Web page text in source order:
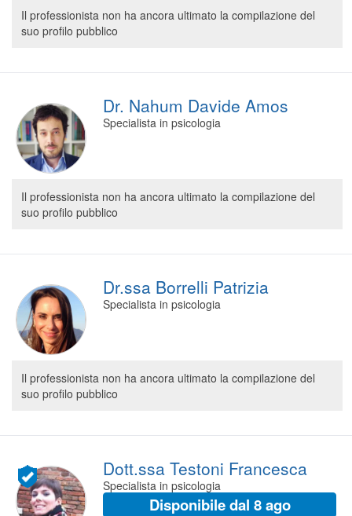
Il professionista non ha ancora ultimato la compilazione del
suo profilo pubblico
Dr. Nahum Davide Amos
Specialista in psicologia
Il professionista non ha ancora ultimato la compilazione del
suo profilo pubblico
Dr.ssa Borrelli Patrizia
Specialista in psicologia
Il professionista non ha ancora ultimato la compilazione del
suo profilo pubblico
Dott.ssa Testoni Francesca
Specialista in psicologia
Disponibile dal 8 ago